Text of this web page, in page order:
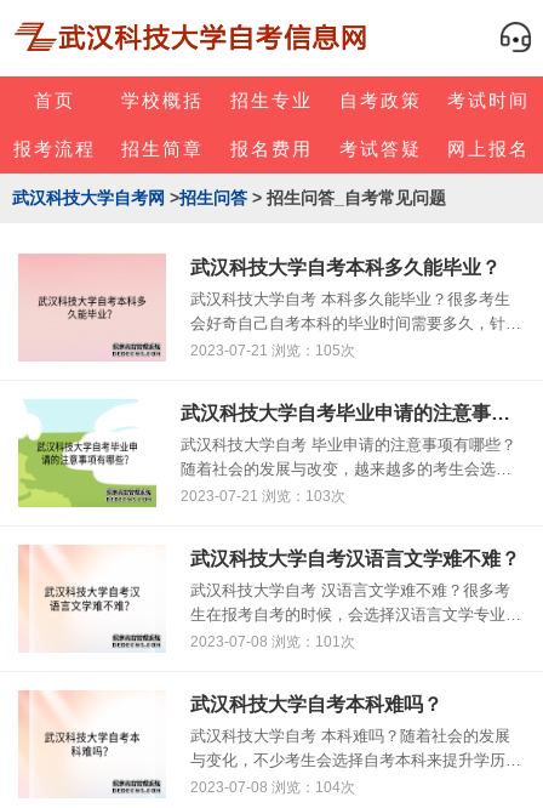
首页 学校概括 招生专业 自考政策 考试时间
报考流程 招生简章 报名费用 考试答疑 网上报名
武汉科技大学自考网 >招生问答 > 招生问答_自考常见问题
武汉科技大学自考本科多久能毕业？
武汉科技大学自考 本科多久能毕业？很多考生
会好奇自己自考本科的毕业时间需要多久，针对
武汉科技大学自考本科毕业的问题，小编为大家
2023-07-21 浏览：105次
武汉科技大学自考毕业申请的注意事项有哪些？
武汉科技大学自考 毕业申请的注意事项有哪些？
随着社会的发展与改变，越来越多的考生会选择
通过自考来提升自己的学历，其中报考武汉科技
2023-07-21 浏览：103次
武汉科技大学自考汉语言文学难不难？
武汉科技大学自考 汉语言文学难不难？很多考
生在报考自考的时候，会选择汉语言文学专业来
学习，那么汉语言专业怎么样呢？下面我们一起
2023-07-08 浏览：101次
武汉科技大学自考本科难吗？
武汉科技大学自考 本科难吗？随着社会的发展
与变化，不少考生会选择自考本科来提升学历，
那么自考本科的难度怎么样呢？难不难呢？下面
2023-07-08 浏览：104次